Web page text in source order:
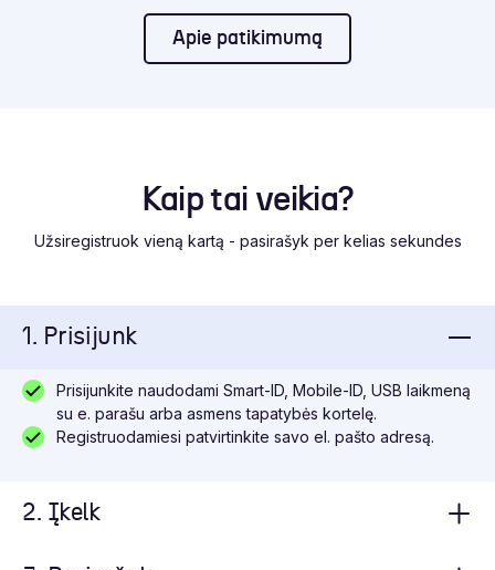
Apie patikimumą
Kaip tai veikia?
Užsiregistruok vieną kartą - pasirašyk per kelias sekundes
1. Prisijunk
Prisijunkite naudodami Smart-ID, Mobile-ID, USB laikmeną
su e. parašu arba asmens tapatybės kortelę.
Registruodamiesi patvirtinkite savo el. pašto adresą.
2. Įkelk